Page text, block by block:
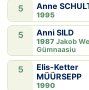
5 Anne
1995
5 Anni SILD
1987 Jakob
Gümnaasiu
5
Elis-Ketter
MÜÜRSEPP
1990